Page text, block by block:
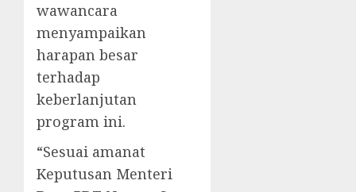
wawancara
menyampaikan
harapan besar
terhadap
keberlanjutan
program ini.
“Sesuai amanat
Keputusan Menteri